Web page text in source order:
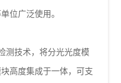
位广泛使用。
技术，将分光光度模
高度集成于一体，可支